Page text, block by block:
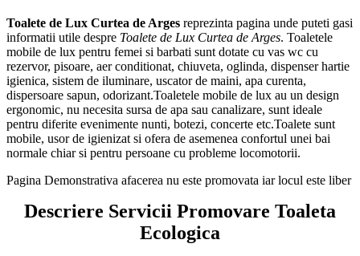
Toalete de Lux Curtea de Arges reprezinta pagina unde puteti gasi
informatii utile despre Toalete de Lux Curtea de Arges. Toaletele
mobile de lux pentru femei si barbati sunt dotate cu vas wc cu
rezervor, pisoare, aer conditionat, chiuveta, oglinda, dispenser hartie
igienica, sistem de iluminare, uscator de maini, apa curenta,
dispersoare sapun, odorizant.Toaletele mobile de lux au un design
ergonomic, nu necesita sursa de apa sau canalizare, sunt ideale
pentru diferite evenimente nunti, botezi, concerte etc.Toalete sunt
mobile, usor de igienizat si ofera de asemenea confortul unei bai
normale chiar si pentru persoane cu probleme locomotorii.
Pagina Demonstrativa afacerea nu este promovata iar locul este liber
Descriere Servicii Promovare Toaleta
Ecologica